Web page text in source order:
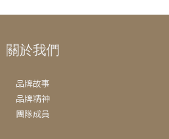
關於我們
品牌故事
品牌精神
團隊成員